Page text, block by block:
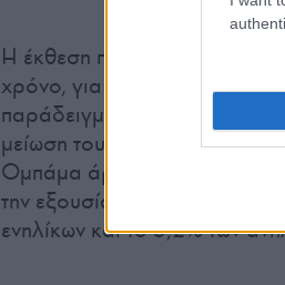
Η έκθεση που
χρόνο, για την
παράδειγμα ότι οι
μείωση του αριθμού τους
Ομπάμα άρχισε να
την εξουσία ο
ενηλίκων και το 5,2% των